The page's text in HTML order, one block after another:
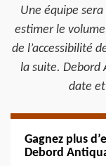
Une équipe
estimer le
de l’accessibilité
la suite. Debord
date et
Gagnez plus
Debord